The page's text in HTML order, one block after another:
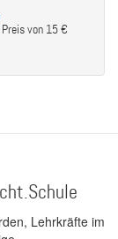
Preis von 15 €
Lehrkräfte im